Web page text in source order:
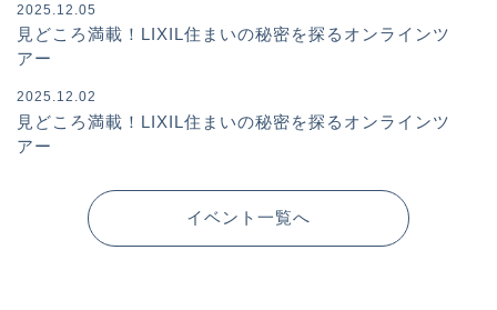
2025.12.05
見どころ満載！LIXIL住まいの秘密を探るオンラインツ
アー
2025.12.02
見どころ満載！LIXIL住まいの秘密を探るオンラインツ
アー
イベント一覧へ